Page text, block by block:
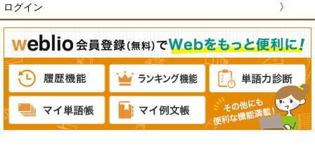
ログイン 〉